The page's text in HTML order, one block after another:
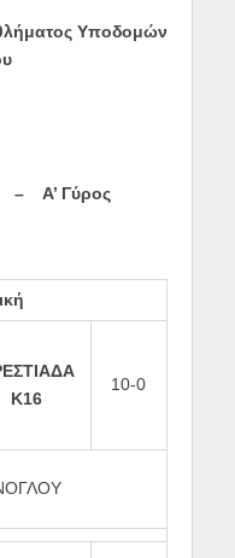
Υποδομών
– Α’ Γύρος
Κ16
10-0